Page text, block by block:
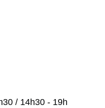
/ 14h30 - 19h